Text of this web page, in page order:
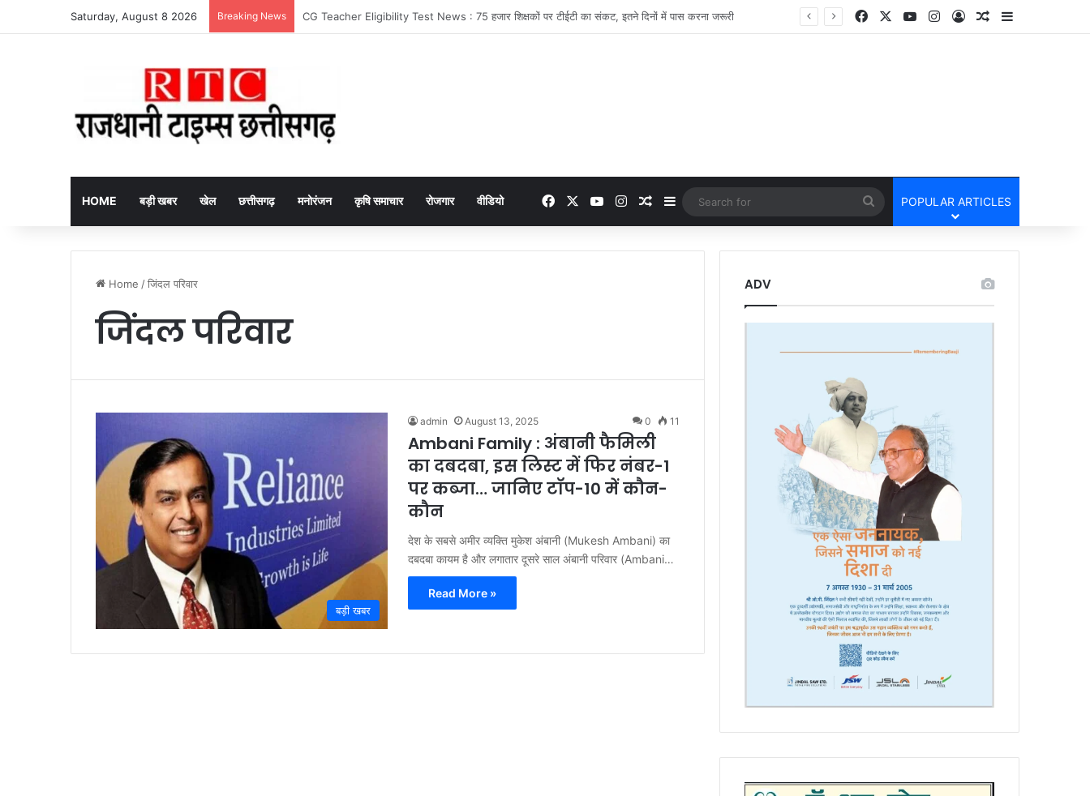
Saturday, August 8 2026 Breaking News Arrested fake online payment पेट्रोल पंप पर फर्जी ऑनलाइन पेमेंट दिखाकर ठगी करने वाला युवक गिरफ्तार FacebookYouTubeInstagram
Log InRandom Article
Sidebar
HOME बड़ी खबर खेल छत्तीसगढ़ मनोरंजन कृषि समाचार रोजगार वीडियो FacebookYouTubeInstagramRandom Article
Sidebar
Search
for
POPULAR ARTICLES
Home /जिंदल परिवार
जिंदल परिवार
बड़ी खबर
admin August 13, 2025 0 11
Ambani Family : अंबानी फैमिली
का दबदबा, इस लिस्ट में फिर नंबर-1
पर कब्जा… जानिए टॉप-10 में कौन-
कौन
देश के सबसे अमीर व्यक्ति मुकेश अंबानी (Mukesh Ambani) का
दबदबा कायम है और लगातार दूसरे साल अंबानी परिवार (Ambani…
Read More »
ADV